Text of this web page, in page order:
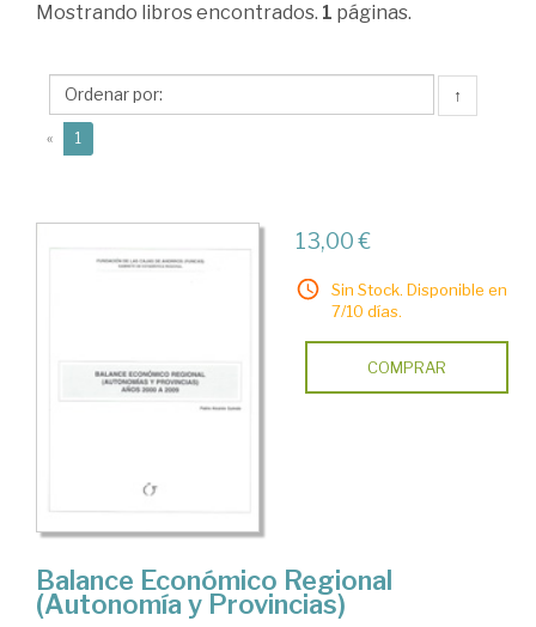
Alcaide
Pablo
Mostrando libros encontrados. 1 páginas.
↑
« 1
13,00 €
Sin Stock. Disponible en
7/10 días.
COMPRAR
Balance Económico Regional
(Autonomía y Provincias)